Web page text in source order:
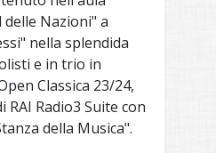
delle Nazioni" a
nella splendida
e in trio in
Classica 23/24,
Radio3 Suite con
della Musica".